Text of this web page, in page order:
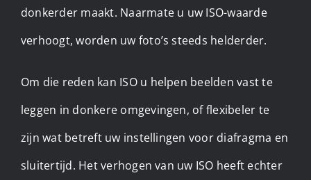
donkerder maakt. Naarmate u uw ISO-waarde
verhoogt, worden uw foto’s steeds helderder.
Om die reden kan ISO u helpen beelden vast te
leggen in donkere omgevingen, of flexibeler te
zijn wat betreft uw instellingen voor diafragma en
sluitertijd. Het verhogen van uw ISO heeft echter